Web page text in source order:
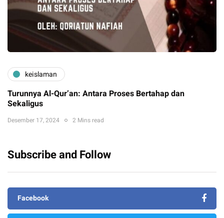
keislaman
Turunnya Al-Qur’an: Antara Proses Bertahap dan
Sekaligus
Desember 17, 2024 2 Mins read
Subscribe and Follow
Facebook